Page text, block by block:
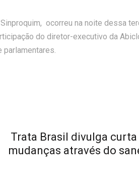
ocorreu na noite dessa
do diretor-executivo da
parlamentares.
Trata Brasil divulga curta
mudanças através do